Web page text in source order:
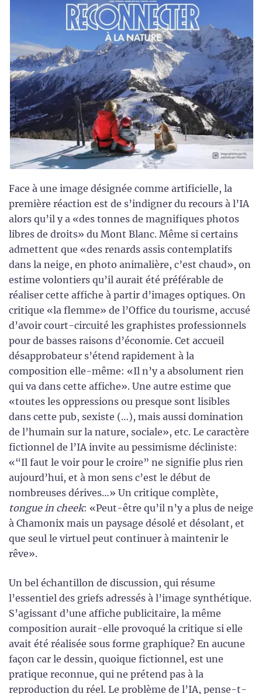
Face à une image désignée comme artificielle, la
première réaction est de s’indigner du recours à l’IA
alors qu’il y a «des tonnes de magnifiques photos
libres de droits» du Mont Blanc. Même si certains
admettent que «des renards assis contemplatifs
dans la neige, en photo animalière, c’est chaud», on
estime volontiers qu’il aurait été préférable de
réaliser cette affiche à partir d’images optiques. On
critique «la flemme» de l’Office du tourisme, accusé
d’avoir court-circuité les graphistes professionnels
pour de basses raisons d’économie. Cet accueil
désapprobateur s’étend rapidement à la
composition elle-même: «Il n’y a absolument rien
qui va dans cette affiche». Une autre estime que
«toutes les oppressions ou presque sont lisibles
dans cette pub, sexiste (…), mais aussi domination
de l’humain sur la nature, sociale», etc. Le caractère
fictionnel de l’IA invite au pessimisme décliniste:
«“Il faut le voir pour le croire” ne signifie plus rien
aujourd’hui, et à mon sens c’est le début de
nombreuses dérives…» Un critique complète,
tongue in cheek: «Peut-être qu’il n’y a plus de neige
à Chamonix mais un paysage désolé et désolant, et
que seul le virtuel peut continuer à maintenir le
rêve».
Un bel échantillon de discussion, qui résume
l’essentiel des griefs adressés à l’image synthétique.
S’agissant d’une affiche publicitaire, la même
composition aurait-elle provoqué la critique si elle
avait été réalisée sous forme graphique? En aucune
façon car le dessin, quoique fictionnel, est une
pratique reconnue, qui ne prétend pas à la
reproduction du réel. Le problème de l’IA, pense-t-